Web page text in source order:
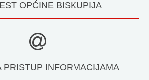
OPĆINE BISKUPIJA
PRISTUP INFORMACIJAMA